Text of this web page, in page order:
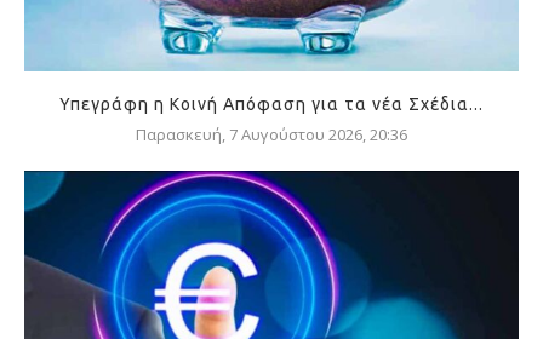
Υπεγράφη η Κοινή Απόφαση για τα νέα Σχέδια...
Παρασκευή, 7 Αυγούστου 2026, 20:36